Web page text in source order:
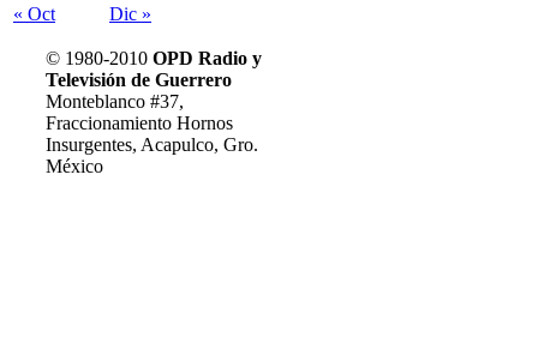
« Oct Dic »
© 1980-2010 OPD Radio y
Televisión de Guerrero
Monteblanco #37,
Fraccionamiento Hornos
Insurgentes, Acapulco, Gro.
México